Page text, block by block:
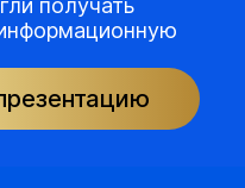
получать